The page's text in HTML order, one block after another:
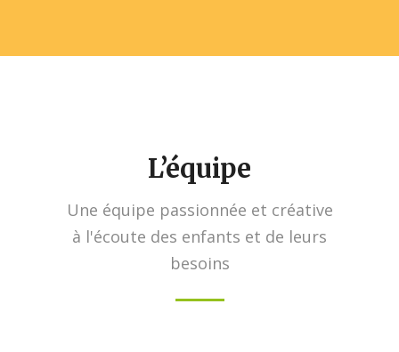
L’équipe
Une équipe passionnée et créative
à l'écoute des enfants et de leurs
besoins